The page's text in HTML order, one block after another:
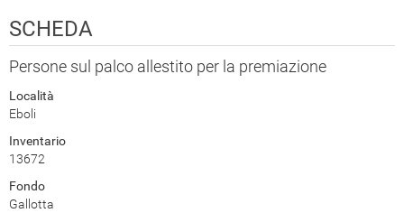
SCHEDA
Persone sul palco allestito per la premiazione
Località
Eboli
Inventario
13672
Fondo
Gallotta